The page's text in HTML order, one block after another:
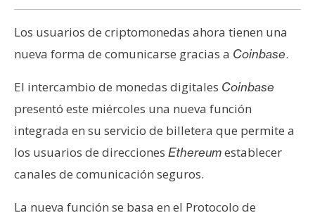
A
A
n
l
i
s
s
Los usuarios de criptomonedas ahora tienen una
nueva forma de comunicarse gracias a Coinbase.
El intercambio de monedas digitales Coinbase
presentó este miércoles una nueva función
integrada en su servicio de billetera que permite a
los usuarios de direcciones Ethereumestablecer
canales de comunicación seguros.
La nueva función se basa en el Protocolo de